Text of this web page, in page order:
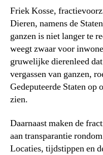
Friek Kosse,
Dieren, namens de
ganzen is niet langer te
weegt zwaar voor
gruwelijke dierenleed
vergassen van ganzen,
Gedeputeerde Staten op
zien.
Daarnaast maken de
aan transparantie
Locaties, tijdstippen en